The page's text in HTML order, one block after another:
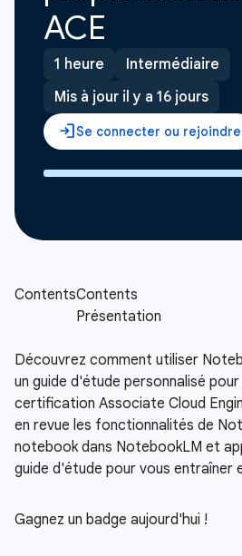
ACE
1 heure
Intermédiaire
Mis à jour il y a 16 jours
Découvrez comment utiliser
un guide d'étude personnalisé
certification Associate Cloud
en revue les fonctionnalités de
notebook dans NotebookLM et
guide d'étude pour vous entraîner
Gagnez un badge aujourd'hui !